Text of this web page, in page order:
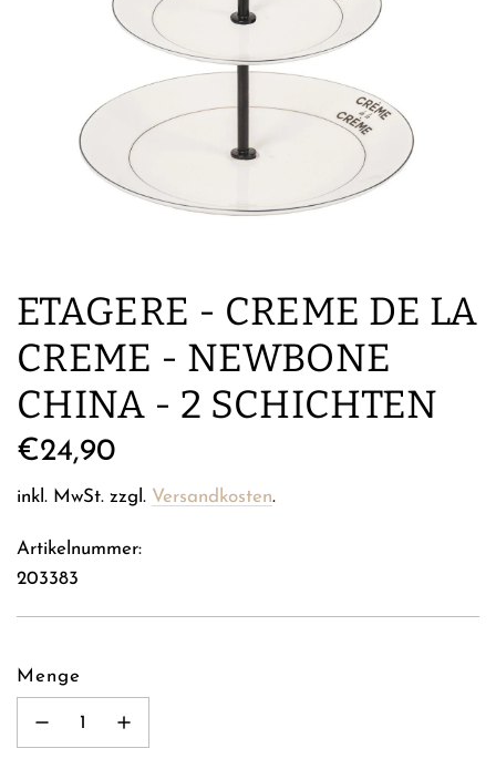
ETAGERE - CREME DE LA
CREME - NEWBONE
CHINA - 2 SCHICHTEN
Regulärer
Preis
€24,90
inkl. MwSt. zzgl. Versandkosten.
Artikelnummer:
203383
Menge